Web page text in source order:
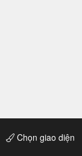
Chọn giao diện